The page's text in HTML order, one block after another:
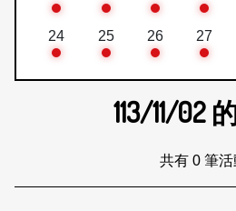
24 25 26 27
113/11/02
共有 0 筆活